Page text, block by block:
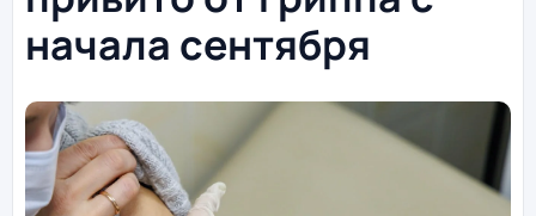
начала сентября